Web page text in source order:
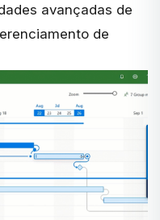
avançadas de
de